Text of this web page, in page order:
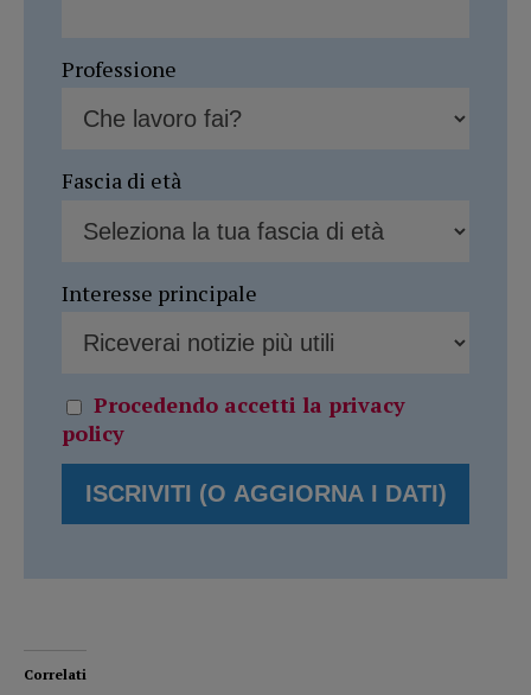
Professione
Fascia di età
Interesse principale
Procedendo accetti la privacy
policy
Correlati